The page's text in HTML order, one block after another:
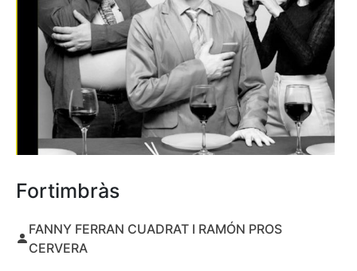
Fortimbràs
FANNY FERRAN CUADRAT I RAMÓN PROS
CERVERA